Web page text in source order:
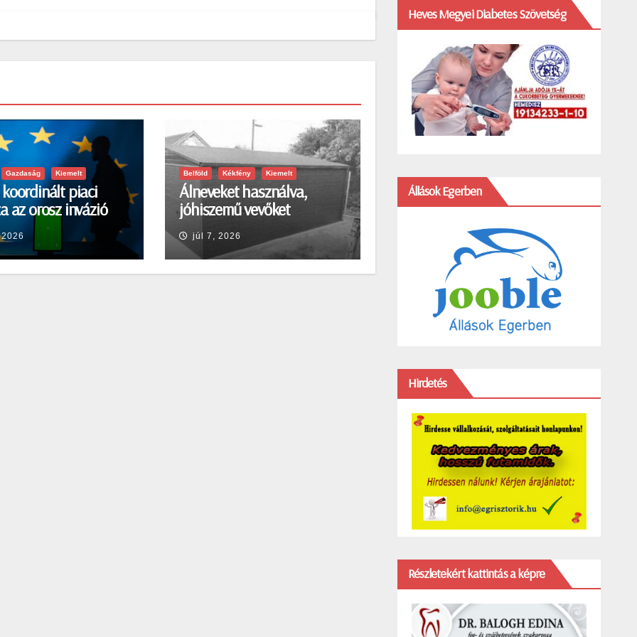
Gazdaság Kiemelt
koordinált piaci
az orosz invázió
Belföld Kékfény Kiemelt
Álneveket használva,
jóhiszemű vevőket
károsított meg
júl 7, 2026
Heves Megyei Diabetes Szövetség
Állások Egerben
Hirdetés
Részletekért kattintás a képre